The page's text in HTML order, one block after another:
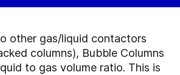
other gas/liquid contactors
columns), Bubble Columns
to gas volume ratio. This is